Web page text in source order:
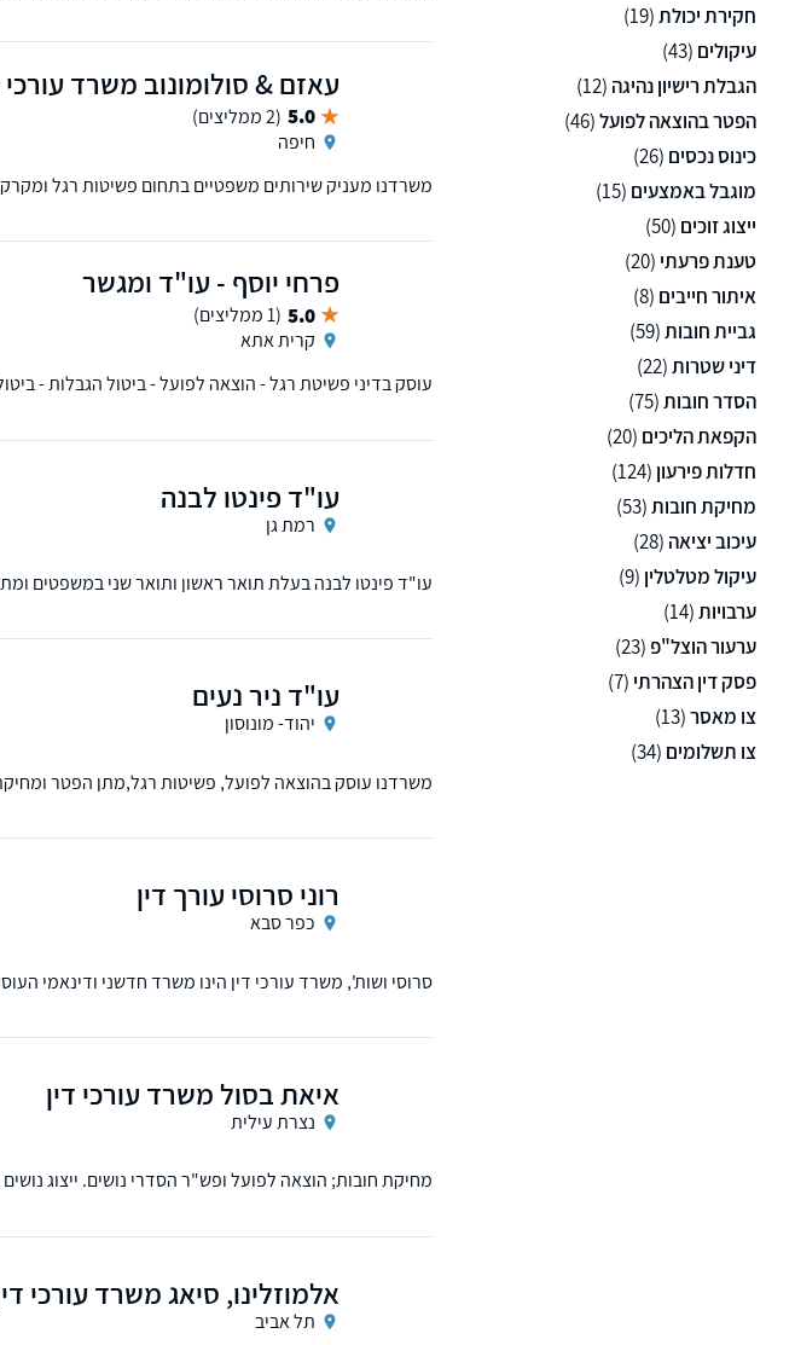
חקירת יכולת(19)
עיקולים (43)
הגבלת רישיון נהיגה (12)
הפטר בהוצאה לפועל(46)
כינוס נכסים (26)
מוגבל באמצעים (15)
ייצוג זוכים (50)
טענת פרעתי (20)
איתור חייבים (8)
גביית חובות(59)
דיני שטרות(22)
הסדר חובות(75)
הקפאת הליכים (20)
חדלות פירעון (124)
מחיקת חובות(53)
עיכוב יציאה (28)
עיקול מטלטלין (9)
ערבויות(14)
ערעור הוצל"פ (23)
פסק דין הצהרתי (7)
צו מאסר(13)
צו תשלומים (34)
עאזם & סולומונוב משרד עורכי
5.0 (2 ממליצים)
חיפה
משרדנו מעניק שירותים משפטיים בתחום פשיטות רגל
פרחי יוסף - עו"ד ומגשר
5.0 (1 ממליצים)
קרית אתא
עוסק בדיני פשיטת רגל - הוצאה לפועל - ביטול הגבלות - ביטול
עו"ד פינטו לבנה
רמת גן
עו"ד פינטו לבנה בעלת תואר ראשון ותואר שני במשפטים
עו"ד ניר נעים
יהוד- מונוסון
משרדנו עוסק בהוצאה לפועל, פשיטות רגל,מתן הפטר
רוני סרוסי עורך דין
כפר סבא
סרוסי ושות', משרד עורכי דין הינו משרד חדשני ודינאמי
איאת בסול משרד עורכי דין
נצרת עילית
מחיקת חובות; הוצאה לפועל ופש"ר הסדרי נושים. ייצוג נושים
אלמוזלינו, סיאג משרד עורכי
תל אביב